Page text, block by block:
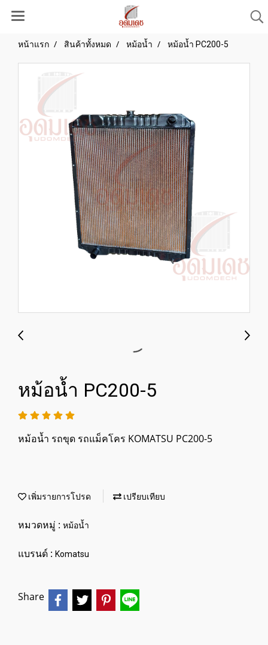
หน้าแรก สินค้าทั้งหมด หม้อน้ำ หม้อน้ำ PC200-5
หม้อน้ำ PC200-5
หม้อน้ำ รถขุด รถแม็คโคร KOMATSU PC200-5
เพิ่มรายการโปรด เปรียบเทียบ
หมวดหมู่ : หม้อน้ำ
แบรนด์ : Komatsu
Share